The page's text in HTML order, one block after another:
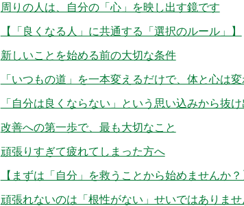
周りの人は、自分の「心」を映し出す鏡です
【「良くなる人」に共通する「選択のルール」】
新しいことを始める前の大切な条件
「いつもの道」を一本変えるだけで、体と心は
「自分は良くならない」という思い込みから抜
改善への第一歩で、最も大切なこと
頑張りすぎて疲れてしまった方へ
【まずは「自分」を救うことから始めませんか？
頑張れないのは「根性がない」せいではありませ